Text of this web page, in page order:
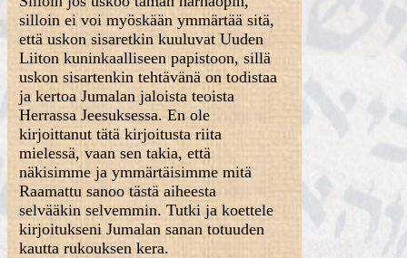
silloin ei voi myöskään ymmärtää sitä,
että uskon sisaretkin kuuluvat Uuden
Liiton kuninkaalliseen papistoon, sillä
uskon sisartenkin tehtävänä on todistaa
ja kertoa Jumalan jaloista teoista
Herrassa Jeesuksessa. En ole
kirjoittanut tätä kirjoitusta riita
mielessä, vaan sen takia, että
näkisimme ja ymmärtäisimme mitä
Raamattu sanoo tästä aiheesta
selvääkin selvemmin. Tutki ja koettele
kirjoitukseni Jumalan sanan totuuden
kautta rukouksen kera.